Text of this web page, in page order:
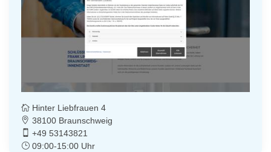
Hinter Liebfrauen 4
38100 Braunschweig
+49 53143821
09:00-15:00 Uhr